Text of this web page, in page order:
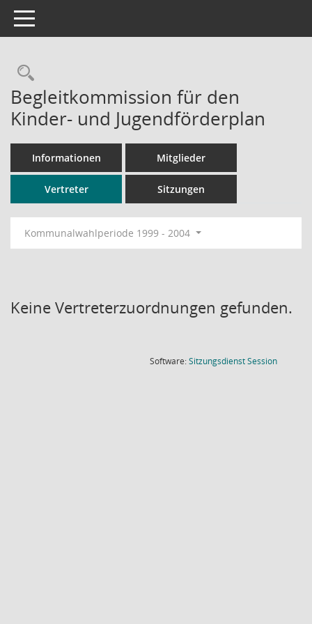
Toggle navigation
Rechercheauswahl
Begleitkommission für den
Kinder- und Jugendförderplan
Informationen Mitglieder
Vertreter Sitzungen
Kommunalwahlperiode 1999 - 2004
Keine Vertreterzuordnungen gefunden.
Software:SitzungsdienstSession(Wird in